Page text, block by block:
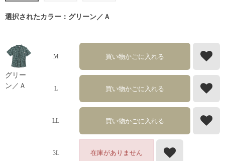
選択されたカラー：グリーン／Ａ
グリー
ン／Ａ
M 買い物かごに入れる
L 買い物かごに入れる
LL 買い物かごに入れる
3L 在庫がありません